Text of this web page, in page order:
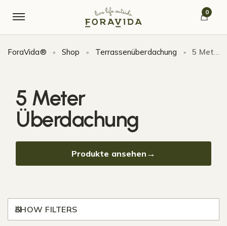
0
ForaVida® » Shop » Terrassenüberdachung » 5 Meter Überdachung
5 Meter
Überdachung
Produkte ansehen
SHOW FILTERS